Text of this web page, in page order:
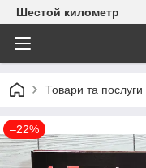
Шестой километр
Товари та послуги
–22%